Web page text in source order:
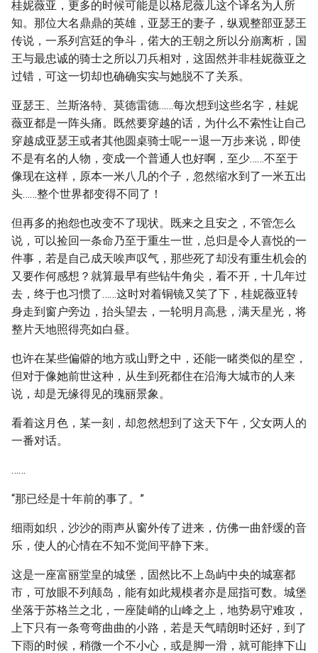
桂妮薇亚，更多的时候可能是以格尼薇儿这个译名为人所
知。那位大名鼎鼎的英雄，亚瑟王的妻子，纵观整部亚瑟王
传说，一系列宫廷的争斗，偌大的王朝之所以分崩离析，国
王与最忠诚的骑士之所以刀兵相对，这固然并非桂妮薇亚之
过错，可这一切却也确确实实与她脱不了关系。
亚瑟王、兰斯洛特、莫德雷德……每次想到这些名字，桂妮
薇亚都是一阵头痛。既然要穿越的话，为什么不索性让自己
穿越成亚瑟王或者其他圆桌骑士呢——退一万步来说，即使
不是有名的人物，变成一个普通人也好啊，至少……不至于
像现在这样，原本一米八几的个子，忽然缩水到了一米五出
头……整个世界都变得不同了！
但再多的抱怨也改变不了现状。既来之且安之，不管怎么
说，可以捡回一条命乃至于重生一世，总归是令人喜悦的一
件事，若是自己成天唉声叹气，那些死了却没有重生机会的
又要作何感想？就算最早有些钻牛角尖，看不开，十几年过
去，终于也习惯了……这时对着铜镜又笑了下，桂妮薇亚转
身走到窗户旁边，抬头望去，一轮明月高悬，满天星光，将
整片天地照得亮如白昼。
也许在某些偏僻的地方或山野之中，还能一睹类似的星空，
但对于像她前世这种，从生到死都住在沿海大城市的人来
说，却是无缘得见的瑰丽景象。
看着这月色，某一刻，却忽然想到了这天下午，父女两人的
一番对话。
……
“那已经是十年前的事了。”
细雨如织，沙沙的雨声从窗外传了进来，仿佛一曲舒缓的音
乐，使人的心情在不知不觉间平静下来。
这是一座富丽堂皇的城堡，固然比不上岛屿中央的城塞都
市，可放眼不列颠岛，能有如此规模者亦是屈指可数。城堡
坐落于苏格兰之北，一座陡峭的山峰之上，地势易守难攻，
上下只有一条弯弯曲曲的小路，若是天气晴朗时还好，到了
下雨的时候，稍微一个不小心，或是脚一滑，就可能摔下山